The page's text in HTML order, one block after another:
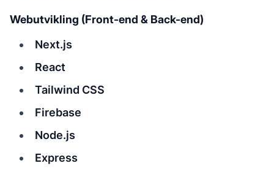
Webutvikling (Front-end & Back-end)
Next.js
React
Tailwind CSS
Firebase
Node.js
Express